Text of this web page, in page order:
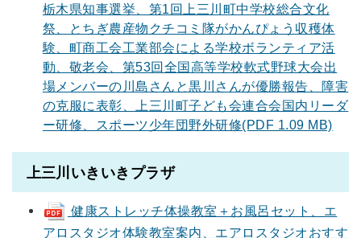
栃木県知事選挙、第1回上三川町中学校総合文化
祭、とちぎ農産物クチコミ隊がかんぴょう収穫体
験、町商工会工業部会による学校ボランティア活
動、敬老会、第53回全国高等学校軟式野球大会出
場メンバーの川島さんと黒川さんが優勝報告、障害
の克服に表彰、上三川町子ども会連合会国内リーダ
ー研修、スポーツ少年団野外研修(PDF 1.09 MB)
上三川いきいきプラザ
健康ストレッチ体操教室＋お風呂セット、エ
アロスタジオ体験教室案内、エアロスタジオおすす